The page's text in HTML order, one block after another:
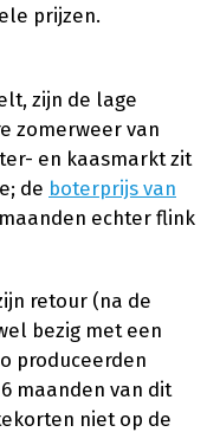
prijzen.
zijn de lage
zomerweer van
en kaasmarkt zit
de boterprijs van
echter flink
retour (na de
bezig met een
produceerden
maanden van dit
niet op de